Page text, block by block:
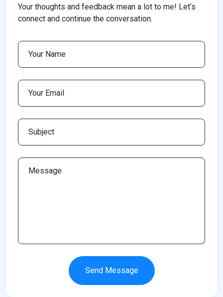
Your thoughts and feedback mean a lot to me! Let’s
connect and continue the conversation.
Send Message